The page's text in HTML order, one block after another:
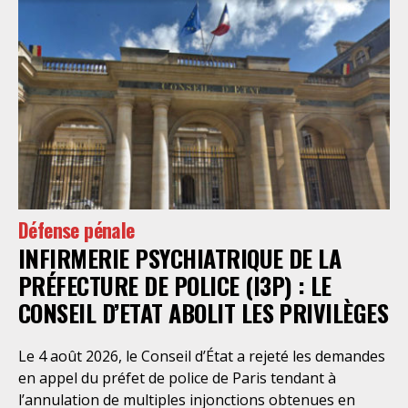
Défense pénale
INFIRMERIE PSYCHIATRIQUE DE LA
PRÉFECTURE DE POLICE (I3P) : LE
CONSEIL D’ETAT ABOLIT LES PRIVILÈGES
Le 4 août 2026, le Conseil d’État a rejeté les demandes
en appel du préfet de police de Paris tendant à
l’annulation de multiples injonctions obtenues en